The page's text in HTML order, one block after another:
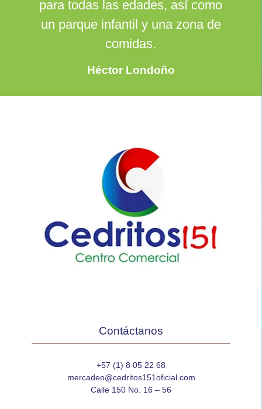
para todas las edades, así como
un parque infantil y una zona de
comidas.
Héctor Londoño
Contáctanos
+57 (1) 8 05 22 68
mercadeo@cedritos151oficial.com
Calle 150 No. 16 – 56